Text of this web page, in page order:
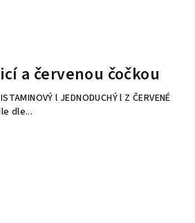
a červenou čočkou
l JEDNODUCHÝ l Z ČERVENÉ
dle...